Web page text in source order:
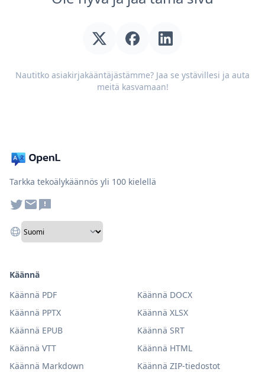
Nautitko asiakirjakääntäjästämme? Jaa se ystävillesi ja auta
meitä kasvamaan!
Tarkka tekoälykäännös yli 100 kielellä
Käännä
Käännä PDF
Käännä DOCX
Käännä PPTX
Käännä XLSX
Käännä EPUB
Käännä SRT
Käännä VTT
Käännä HTML
Käännä Markdown
Käännä ZIP-tiedostot